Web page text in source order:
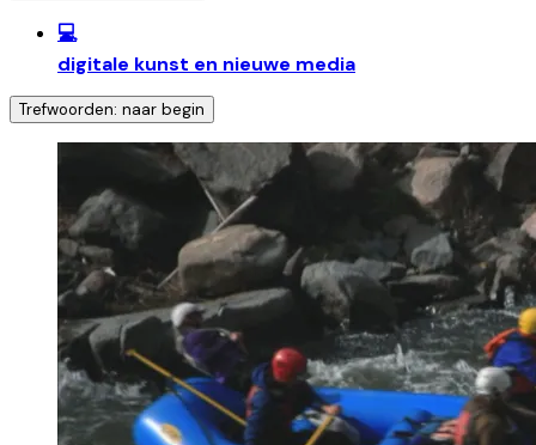
💻
digitale kunst en nieuwe media
Trefwoorden: naar begin